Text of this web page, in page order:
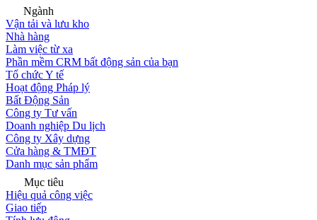
Ngành
Vận tải và lưu kho
Nhà hàng
Làm việc từ xa
Phần mềm CRM bất động sản của bạn
Tổ chức Y tế
Hoạt động Pháp lý
Bất Động Sản
Công ty Tư vấn
Doanh nghiệp Du lịch
Công ty Xây dựng
Cửa hàng & TMĐT
Danh mục sản phẩm
Mục tiêu
Hiệu quả công việc
Giao tiếp